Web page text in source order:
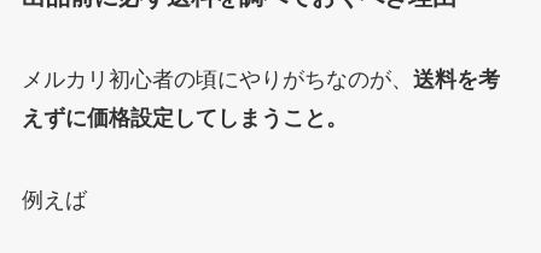
メルカリ初心者の頃にやりがちなのが、 送料を考
えずに価格設定してしまうこと。
例えば